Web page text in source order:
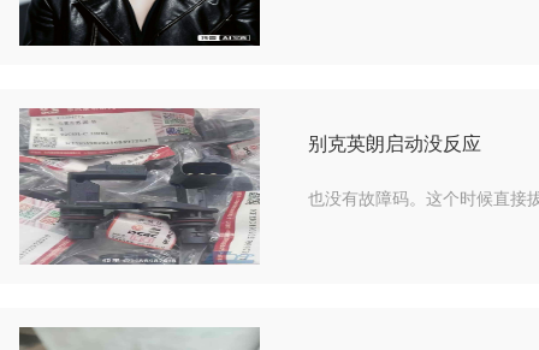
别克英朗启动没反应
也没有故障码。这个时候直接